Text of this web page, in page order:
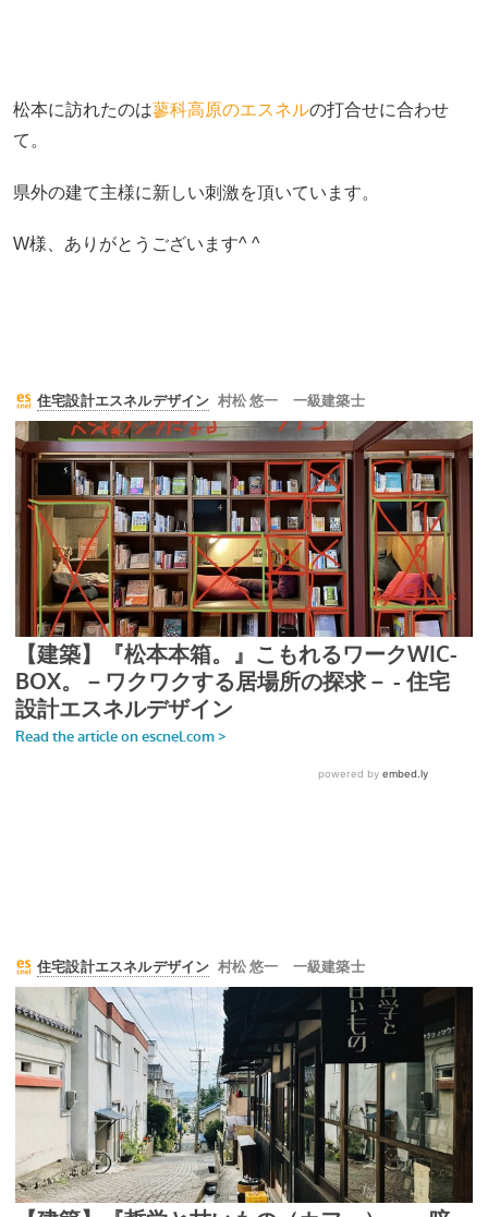
松本に訪れたのは蓼科高原のエスネルの打合せに合わせ
て。
県外の建て主様に新しい刺激を頂いています。
W様、ありがとうございます^ ^